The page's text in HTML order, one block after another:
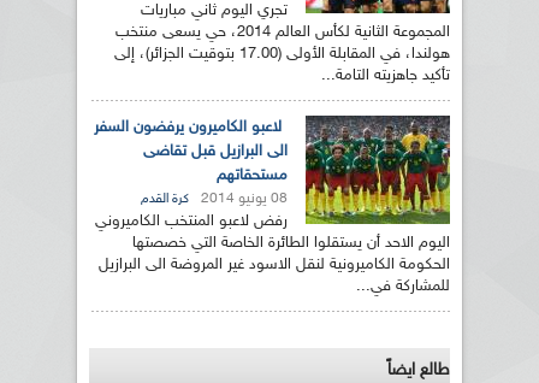
تجري اليوم ثاني مباريات
المجموعة الثانية لكأس العالم 2014، حي يسعى منتخب
هولندا، في المقابلة الأولى (17.00 بتوقيت الجزائر)، إلى
تأكيد جاهزيته التامة...
لاعبو الكاميرون يرفضون السفر
الى البرازيل قبل تقاضى
مستحقاتهم
08 يونيو 2014 كرة القدم
رفض لاعبو المنتخب الكاميروني
اليوم الاحد أن يستقلوا الطائرة الخاصة التي خصصتها
الحكومة الكاميرونية لنقل الاسود غير المروضة الى البرازيل
للمشاركة في...
طالع ايضاً